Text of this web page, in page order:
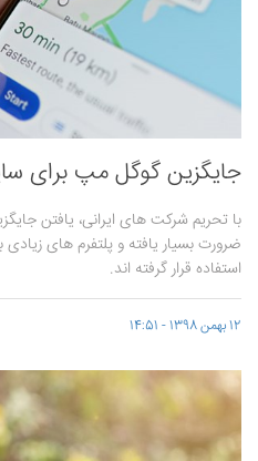
جایگزین گوگل مپ برای
با تحریم شرکت های ایرانی، یافتن
ضرورت بسیار یافته و پلتفرم های
استفاده قرار گرفته اند.
12 بهمن 1398 - 14:51